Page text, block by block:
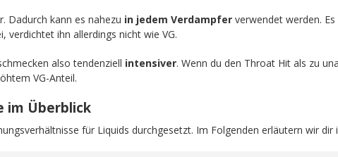
Dadurch kann es nahezu in jedem Verdampferverwendet werden.
verdichtet ihn allerdings nicht wie VG.
also tendenziell intensiver. Wenn du den Throat Hit als zu
VG-Anteil.
im Überblick
für Liquids durchgesetzt. Im Folgenden erläutern wir